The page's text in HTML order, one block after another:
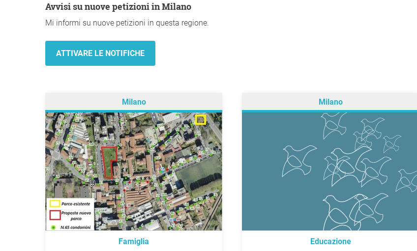
Avvisi su nuove petizioni in Milano
Mi informi su nuove petizioni in questa regione.
Milano
Famiglia
Milano
Educazione